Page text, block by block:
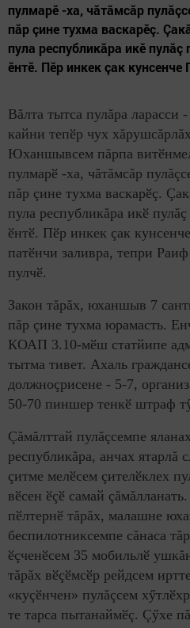
пулмарӗ -ха, чăтăмсăр
пăр çине тухма васкарӗç.
пула республикăра икӗ пулăç
ӗнтӗ. Пӗр инкек çак кунсенче
Вăлта тытса пулăра ларасси
кайни тепӗр чух
Юханшывсем пăрпа
пулмарӗ -ха, чăтăмсăр
пăр çине тухма васкарӗç.
пула республикăра икӗ
ӗнтӗ. Пӗр инкек çак
патӗнчи заливра, тепри
пулчӗ.
Закон тăрăх, юханшыв 7
пăр çине тухма юрамасть.
КОАП 3.10-мӗш статйипе
тытма тивет. Ахаль
должноçрисене - 5-7,
50-70 пиншер тенкӗ штраф
Çăмăлттай пулăçсемпе
республикăра, анчах ятарлă
çитме мелӗсем çителӗклех
вӗсен ӗçӗ самай
пӗлтернӗ тăрăх, малашне
беспилотниксемпе сăнаса
ӗçченӗсем 35 мобильлӗ
тăрăх вӗçӗмсӗр рейдсем
«куçӗнчен» пулăçсем
те тарса пытанаймӗç. Çӳхе